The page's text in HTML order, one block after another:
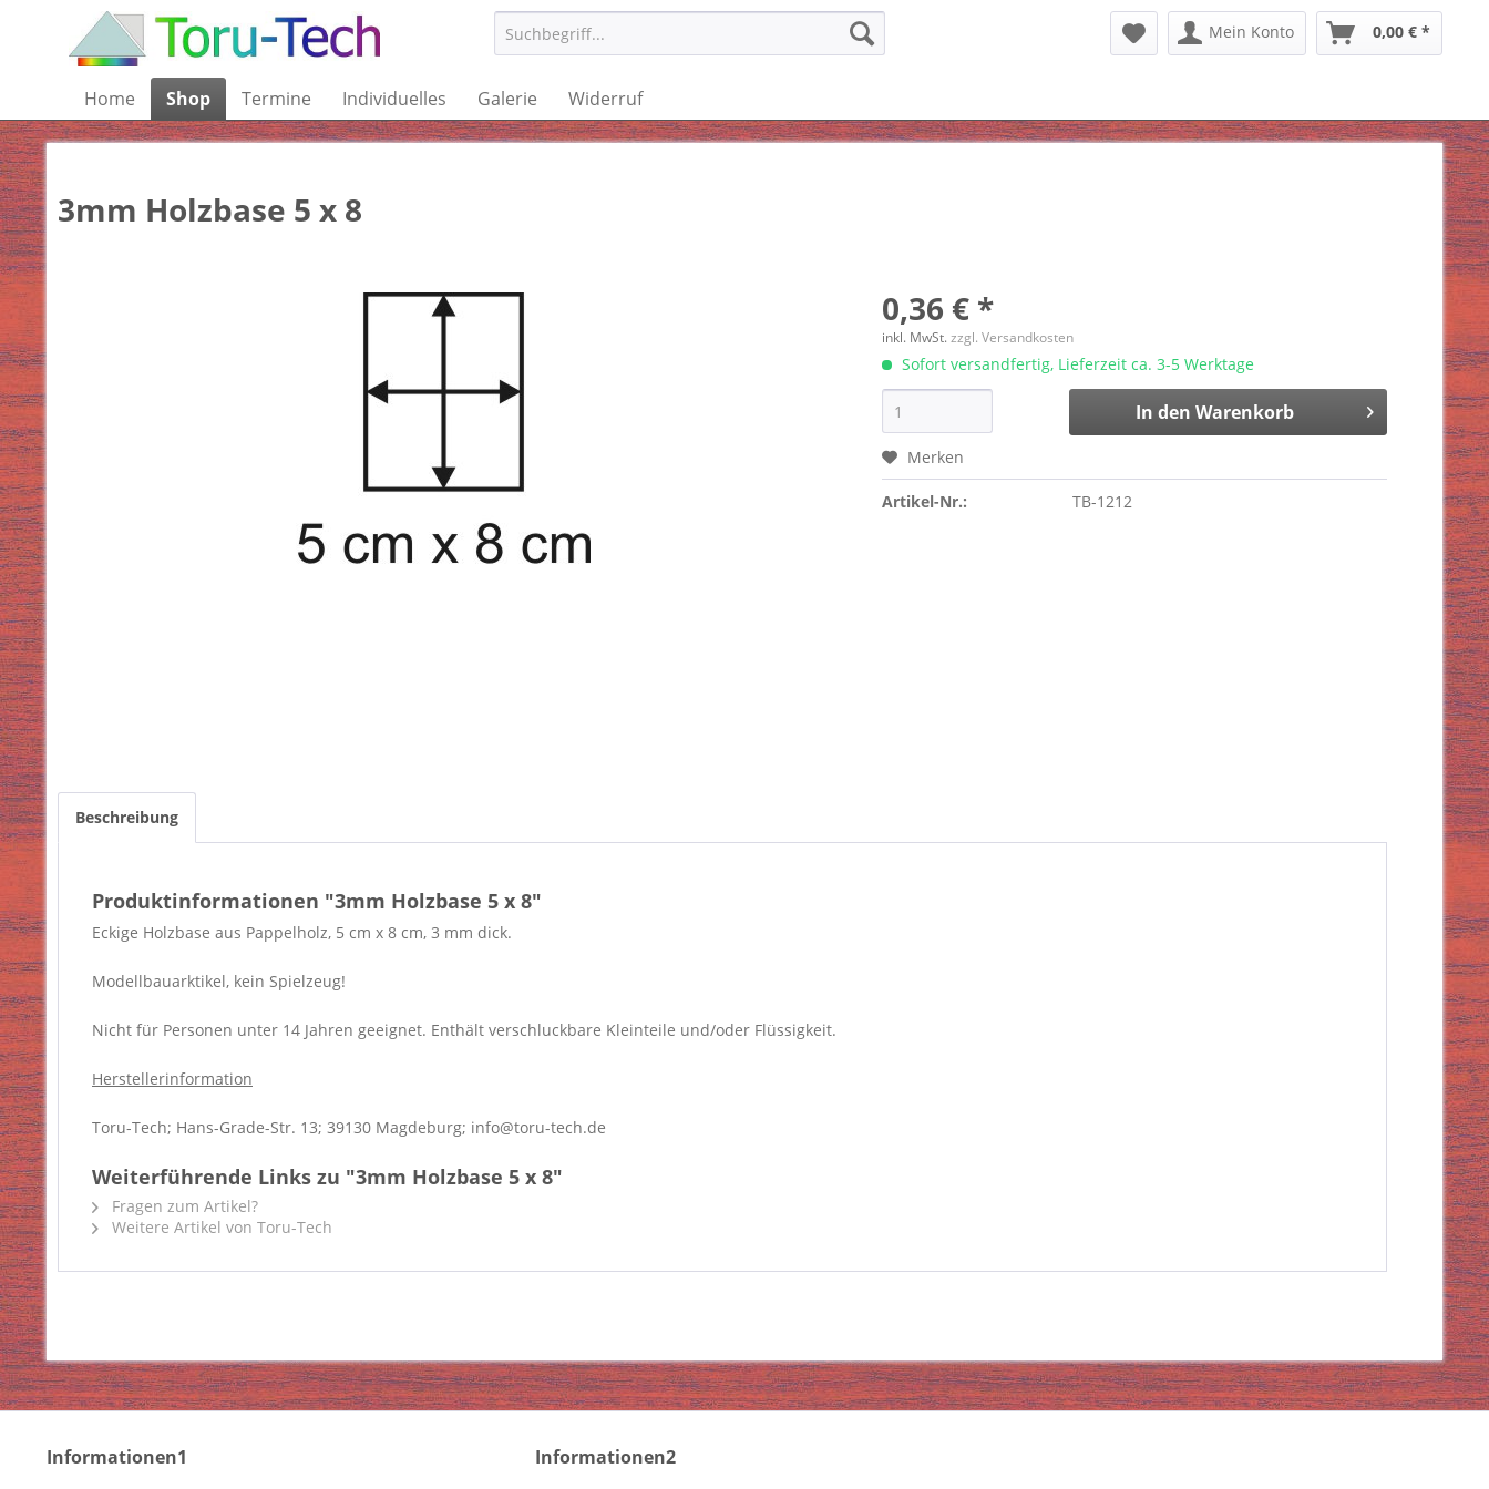
Mein Konto 0,00 € *
Home Shop Termine Individuelles Galerie Widerruf
3mm Holzbase 5 x 8
0,36 € *
inkl. MwSt.zzgl. Versandkosten
Sofort versandfertig, Lieferzeit ca. 3-5 Werktage
In den Warenkorb
Merken
Artikel-Nr.: TB-1212
Beschreibung
Produktinformationen "3mm Holzbase 5 x 8"
Eckige Holzbase aus Pappelholz, 5 cm x 8 cm, 3 mm dick.
Modellbauarktikel, kein Spielzeug!
Nicht für Personen unter 14 Jahren geeignet. Enthält verschluckbare Kleinteile und/oder Flüssigkeit.
Herstellerinformation
Toru-Tech; Hans-Grade-Str. 13; 39130 Magdeburg; info@toru-tech.de
Weiterführende Links zu "3mm Holzbase 5 x 8"
Fragen zum Artikel?
Weitere Artikel von Toru-Tech
Informationen1 Informationen2